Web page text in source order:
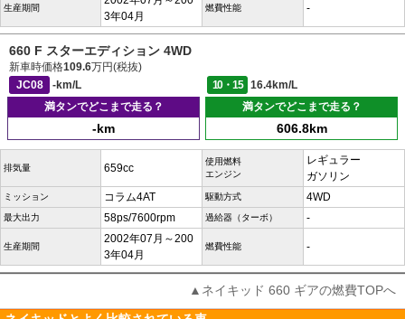
生産期間
3年04月
燃費性能 -
660 F スターエディション 4WD
新車時価格109.6万円(税抜)
JC08
-km/L 10・15
16.4km/L
満タンでどこまで走る？
-km
満タンでどこまで走る？
606.8km
排気量 659cc
使用燃料
エンジン
レギュラー
ガソリン
ミッション コラム4AT 駆動方式 4WD
最大出力 58ps/7600rpm 過給器（ターボ） -
生産期間
2002年07月～200
3年04月
燃費性能 -
▲ネイキッド 660 ギアの燃費TOPへ